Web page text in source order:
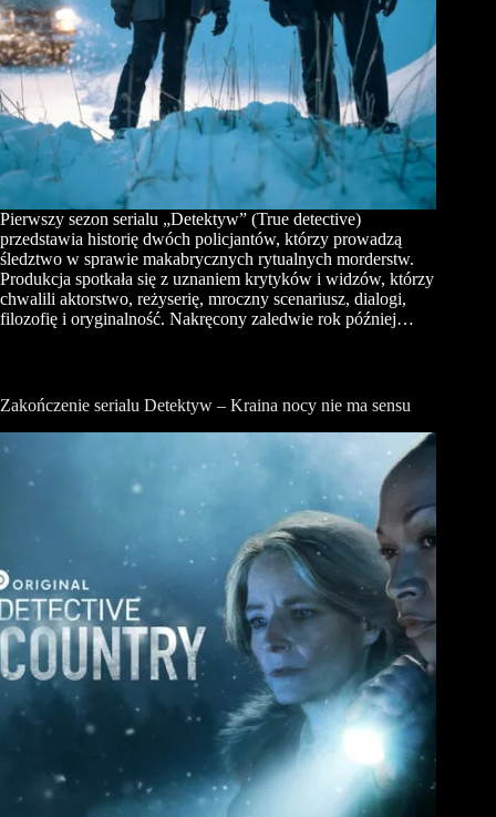
Pierwszy sezon serialu „Detektyw” (True detective)
przedstawia historię dwóch policjantów, którzy prowadzą
śledztwo w sprawie makabrycznych rytualnych morderstw.
Produkcja spotkała się z uznaniem krytyków i widzów, którzy
chwalili aktorstwo, reżyserię, mroczny scenariusz, dialogi,
filozofię i oryginalność. Nakręcony zaledwie rok później…
Zakończenie serialu Detektyw – Kraina nocy nie ma sensu